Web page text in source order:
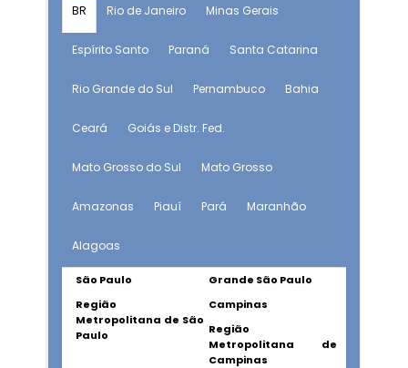
BR Rio de Janeiro Minas Gerais
Espírito Santo Paraná Santa Catarina
Rio Grande do Sul Pernambuco Bahia
Ceará Goiás e Distr. Fed.
Mato Grosso do Sul Mato Grosso
Amazonas Piauí Pará Maranhão
Alagoas
São Paulo
Grande São Paulo
Região
Metropolitana de São
Paulo
Campinas
Região
Metropolitana de
Campinas